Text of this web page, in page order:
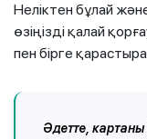
Неліктен бұлай
өзіңізді қалай
пен бірге
Әдетте, картаны